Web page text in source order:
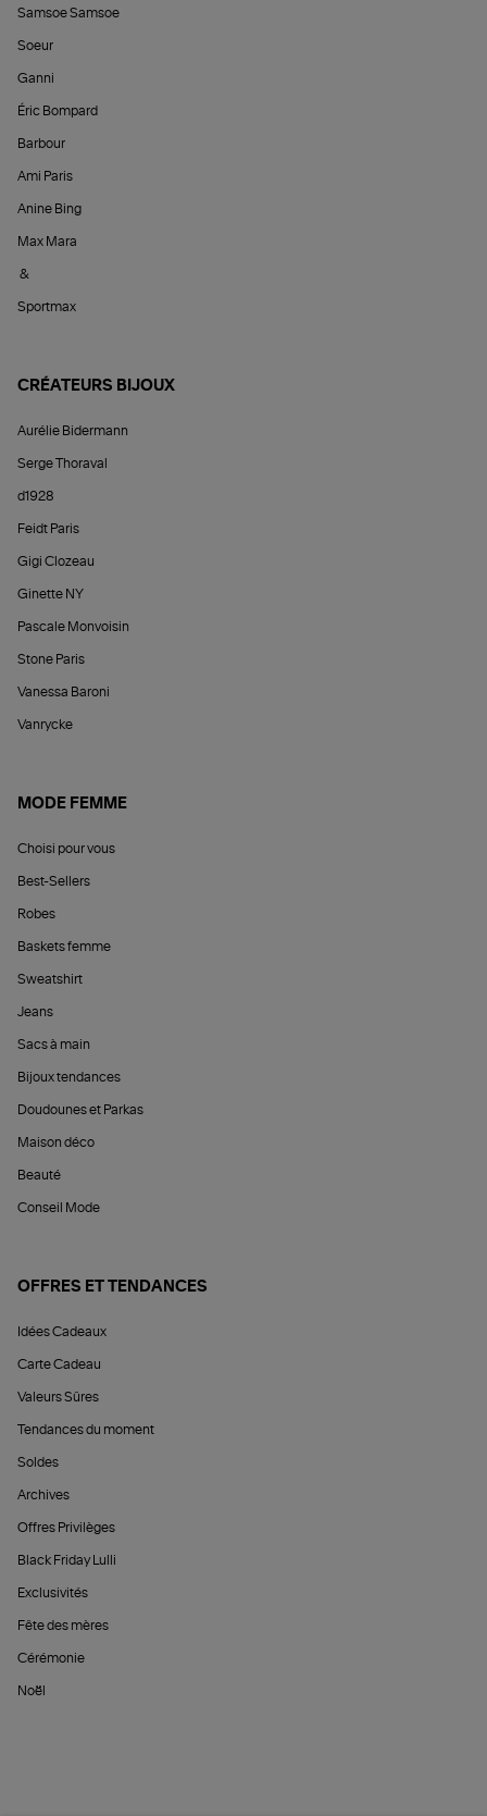
Samsoe Samsoe
Soeur
Ganni
Éric Bompard
Barbour
Ami Paris
Anine Bing
Max Mara
&
Sportmax
CRÉATEURS BIJOUX
Aurélie Bidermann
Serge Thoraval
d1928
Feidt Paris
Gigi Clozeau
Ginette NY
Pascale Monvoisin
Stone Paris
Vanessa Baroni
Vanrycke
MODE FEMME
Choisi pour vous
Best-Sellers
Robes
Baskets femme
Sweatshirt
Jeans
Sacs à main
Bijoux tendances
Doudounes et Parkas
Maison déco
Beauté
Conseil Mode
OFFRES ET TENDANCES
Idées Cadeaux
Carte Cadeau
Valeurs Sûres
Tendances du moment
Soldes
Archives
Offres Privilèges
Black Friday Lulli
Exclusivités
Fête des mères
Cérémonie
Noël